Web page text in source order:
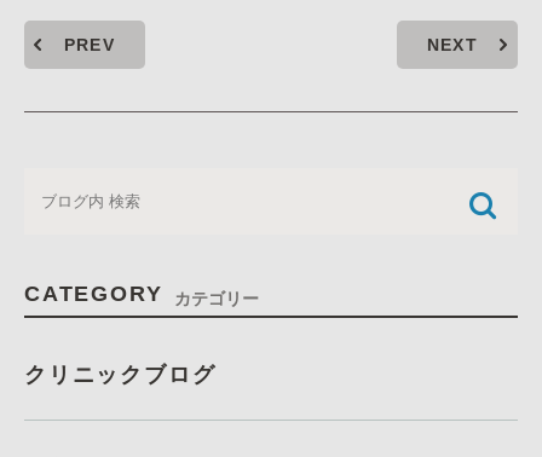
PREV NEXT
CATEGORY カテゴリー
クリニックブログ